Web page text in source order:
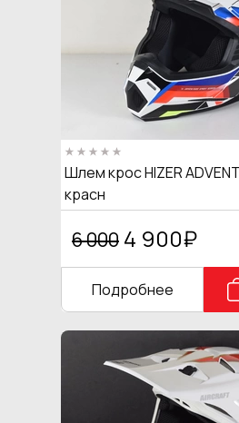
Шлем крос HIZER
красн
6 000 4 900₽
Подробнее